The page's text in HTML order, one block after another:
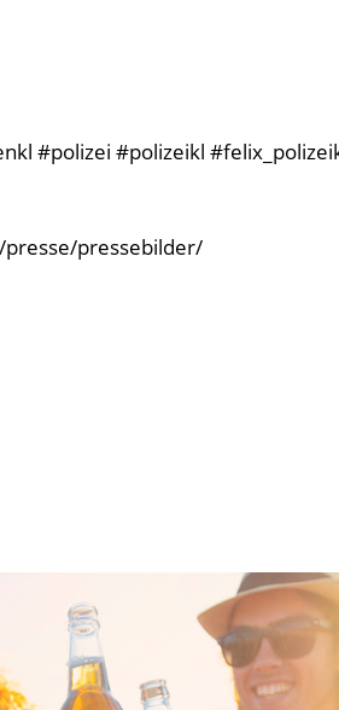
#polizei #polizeikl
pressebilder/